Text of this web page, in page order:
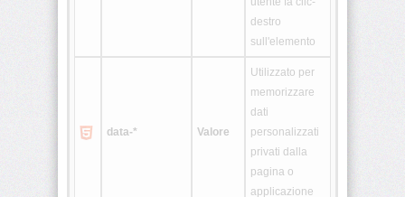
destro
sull'elemento
data-* Valore
Utilizzato per
memorizzare
dati
personalizzati
privati dalla
pagina o
applicazione